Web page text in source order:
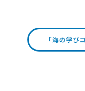
「海の学び